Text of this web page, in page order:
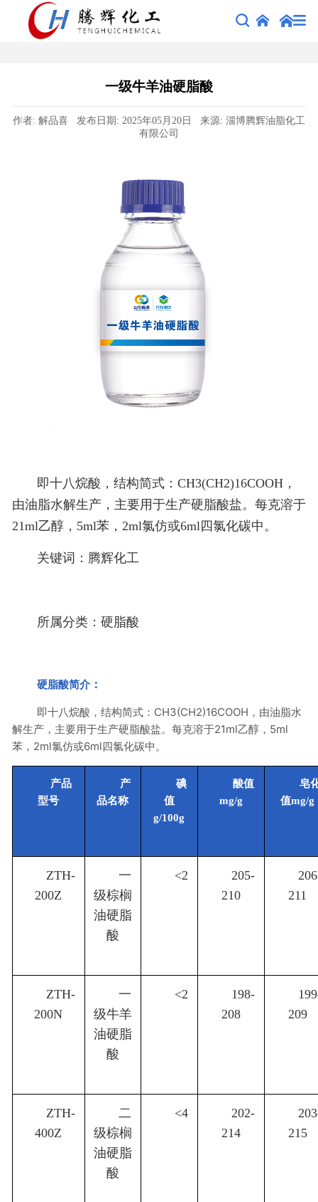
一级牛羊油硬脂酸
作者: 解品喜 发布日期: 2025年05月20日 来源: 淄博腾辉油脂化工
有限公司
即十八烷酸，结构简式：CH3(CH2)16COOH，
由油脂水解生产，主要用于生产硬脂酸盐。每克溶于
21ml乙醇，5ml苯，2ml氯仿或6ml四氯化碳中。
关键词： 腾辉化工
所属分类： 硬脂酸
硬脂酸简介：
即十八烷酸，结构简式：CH3(CH2)16COOH，由油脂水
解生产，主要用于生产硬脂酸盐。每克溶于21ml乙醇，5ml
苯，2ml氯仿或6ml四氯化碳中。
产品
型号
产
品名称
碘
值
g/100g
酸值
mg/g
皂
值mg/g
ZTH-
200Z
一
级棕榈
油硬脂
酸
<2
205-
210
211
ZTH-
200N
一
级牛羊
油硬脂
酸
<2
198-
208
209
ZTH-
400Z
二
级棕榈
油硬脂
酸
<4
202-
214
215